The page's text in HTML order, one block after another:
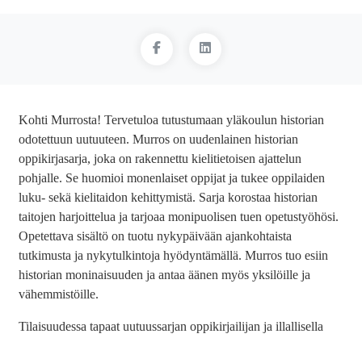
Kohti Murrosta! Tervetuloa tutustumaan yläkoulun historian
odotettuun uutuuteen. Murros on uudenlainen historian
oppikirjasarja, joka on rakennettu kielitietoisen ajattelun
pohjalle. Se huomioi monenlaiset oppijat ja tukee oppilaiden
luku- sekä kielitaidon kehittymistä. Sarja korostaa historian
taitojen harjoittelua ja tarjoaa monipuolisen tuen opetustyöhösi.
Opetettava sisältö on tuotu nykypäivään ajankohtaista
tutkimusta ja nykytulkintoja hyödyntämällä. Murros tuo esiin
historian moninaisuuden ja antaa äänen myös yksilöille ja
vähemmistöille.
Tilaisuudessa tapaat uutuussarjan oppikirjailijan ja illallisella